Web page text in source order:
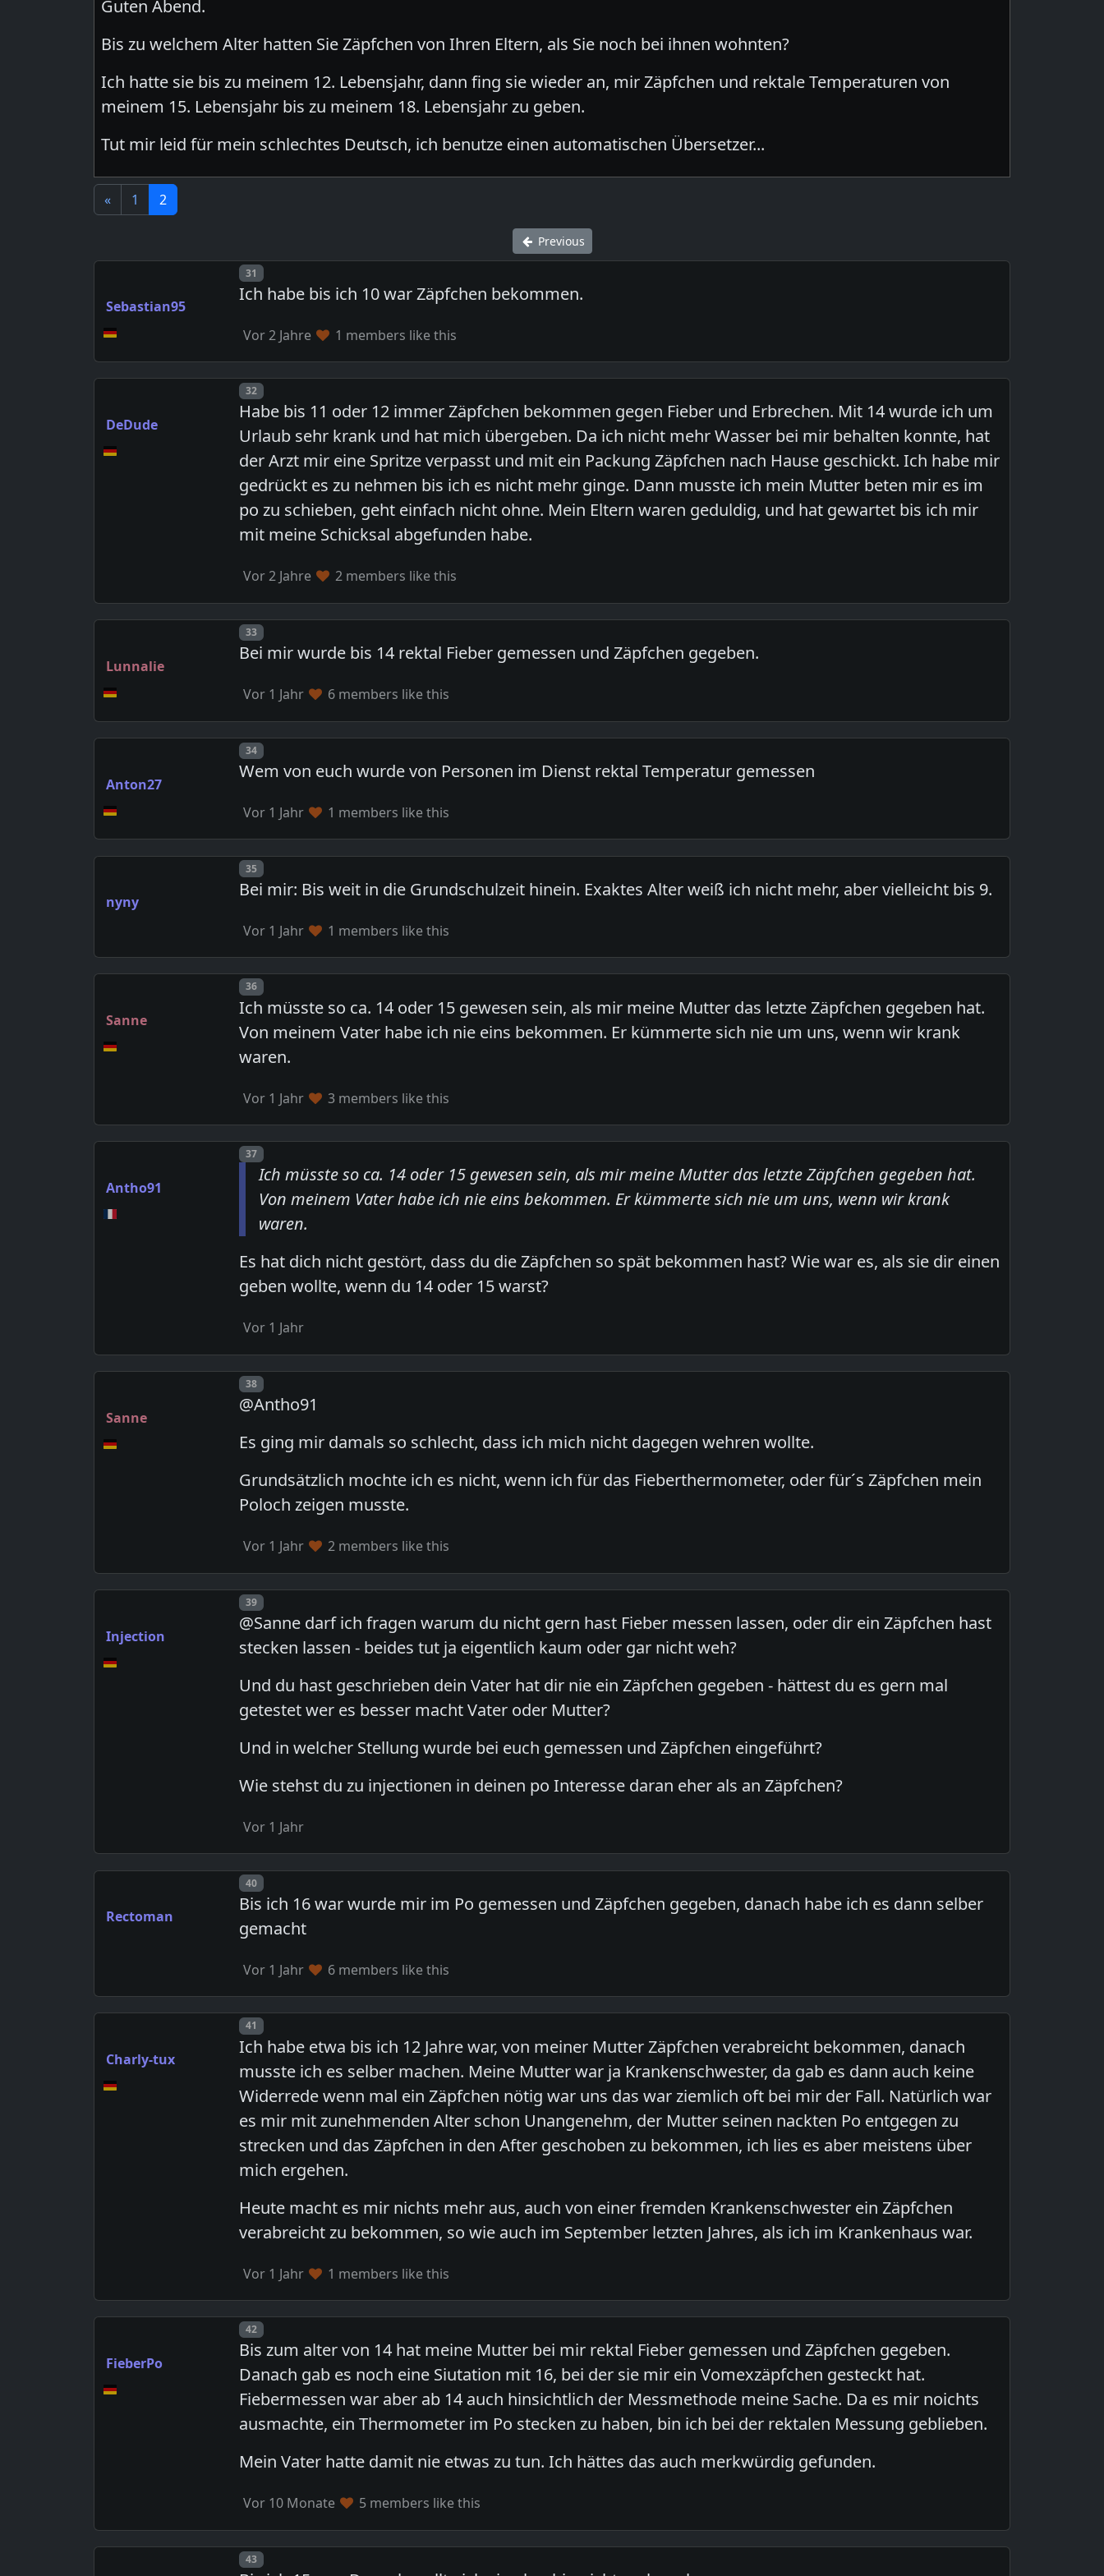
Guten Abend.
Bis zu welchem Alter hatten Sie Zäpfchen von Ihren Eltern, als Sie noch bei ihnen wohnten?
Ich hatte sie bis zu meinem 12. Lebensjahr, dann fing sie wieder an, mir Zäpfchen und rektale Temperaturen von
meinem 15. Lebensjahr bis zu meinem 18. Lebensjahr zu geben.
Tut mir leid für mein schlechtes Deutsch, ich benutze einen automatischen Übersetzer...
« 1 2
Previous
Sebastian95
Post number
31
Ich habe bis ich 10 war Zäpfchen bekommen.
Vor 2 Jahre 1 members like this
DeDude
Post number
32
Habe bis 11 oder 12 immer Zäpfchen bekommen gegen Fieber und Erbrechen. Mit 14 wurde ich um
Urlaub sehr krank und hat mich übergeben. Da ich nicht mehr Wasser bei mir behalten konnte, hat
der Arzt mir eine Spritze verpasst und mit ein Packung Zäpfchen nach Hause geschickt. Ich habe mir
gedrückt es zu nehmen bis ich es nicht mehr ginge. Dann musste ich mein Mutter beten mir es im
po zu schieben, geht einfach nicht ohne. Mein Eltern waren geduldig, und hat gewartet bis ich mir
mit meine Schicksal abgefunden habe.
Vor 2 Jahre 2 members like this
Lunnalie
Post number
33
Bei mir wurde bis 14 rektal Fieber gemessen und Zäpfchen gegeben.
Vor 1 Jahr 6 members like this
Anton27
Post number
34
Wem von euch wurde von Personen im Dienst rektal Temperatur gemessen
Vor 1 Jahr 1 members like this
nyny
Post number
35
Bei mir: Bis weit in die Grundschulzeit hinein. Exaktes Alter weiß ich nicht mehr, aber vielleicht bis 9.
Vor 1 Jahr 1 members like this
Sanne
Post number
36
Ich müsste so ca. 14 oder 15 gewesen sein, als mir meine Mutter das letzte Zäpfchen gegeben hat.
Von meinem Vater habe ich nie eins bekommen. Er kümmerte sich nie um uns, wenn wir krank
waren.
Vor 1 Jahr 3 members like this
Antho91
Post number
37
Ich müsste so ca. 14 oder 15 gewesen sein, als mir meine Mutter das letzte Zäpfchen gegeben hat.
Von meinem Vater habe ich nie eins bekommen. Er kümmerte sich nie um uns, wenn wir krank
waren.
Es hat dich nicht gestört, dass du die Zäpfchen so spät bekommen hast? Wie war es, als sie dir einen
geben wollte, wenn du 14 oder 15 warst?
Vor 1 Jahr
Sanne
Post number
38
@Antho91
Es ging mir damals so schlecht, dass ich mich nicht dagegen wehren wollte.
Grundsätzlich mochte ich es nicht, wenn ich für das Fieberthermometer, oder für´s Zäpfchen mein
Poloch zeigen musste.
Vor 1 Jahr 2 members like this
Injection
Post number
39
@Sanne darf ich fragen warum du nicht gern hast Fieber messen lassen, oder dir ein Zäpfchen hast
stecken lassen - beides tut ja eigentlich kaum oder gar nicht weh?
Und du hast geschrieben dein Vater hat dir nie ein Zäpfchen gegeben - hättest du es gern mal
getestet wer es besser macht Vater oder Mutter?
Und in welcher Stellung wurde bei euch gemessen und Zäpfchen eingeführt?
Wie stehst du zu injectionen in deinen po Interesse daran eher als an Zäpfchen?
Vor 1 Jahr
Rectoman
Post number
40
Bis ich 16 war wurde mir im Po gemessen und Zäpfchen gegeben, danach habe ich es dann selber
gemacht
Vor 1 Jahr 6 members like this
Charly-tux
Post number
41
Ich habe etwa bis ich 12 Jahre war, von meiner Mutter Zäpfchen verabreicht bekommen, danach
musste ich es selber machen. Meine Mutter war ja Krankenschwester, da gab es dann auch keine
Widerrede wenn mal ein Zäpfchen nötig war uns das war ziemlich oft bei mir der Fall. Natürlich war
es mir mit zunehmenden Alter schon Unangenehm, der Mutter seinen nackten Po entgegen zu
strecken und das Zäpfchen in den After geschoben zu bekommen, ich lies es aber meistens über
mich ergehen.
Heute macht es mir nichts mehr aus, auch von einer fremden Krankenschwester ein Zäpfchen
verabreicht zu bekommen, so wie auch im September letzten Jahres, als ich im Krankenhaus war.
Vor 1 Jahr 1 members like this
FieberPo
Post number
42
Bis zum alter von 14 hat meine Mutter bei mir rektal Fieber gemessen und Zäpfchen gegeben.
Danach gab es noch eine Siutation mit 16, bei der sie mir ein Vomexzäpfchen gesteckt hat.
Fiebermessen war aber ab 14 auch hinsichtlich der Messmethode meine Sache. Da es mir noichts
ausmachte, ein Thermometer im Po stecken zu haben, bin ich bei der rektalen Messung geblieben.
Mein Vater hatte damit nie etwas zu tun. Ich hättes das auch merkwürdig gefunden.
Vor 10 Monate 5 members like this
Post number
43